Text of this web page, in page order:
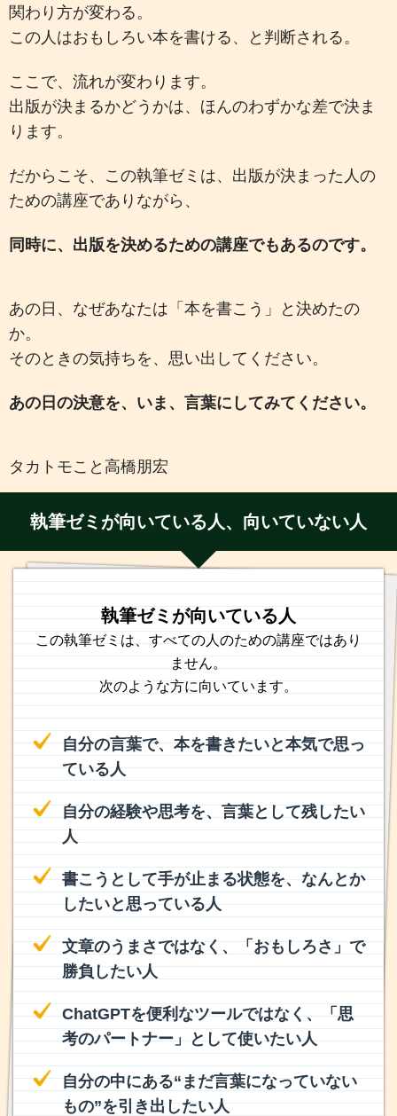
関わり方が変わる。
この人はおもしろい本を書ける、と判断される。
ここで、流れが変わります。
出版が決まるかどうかは、ほんのわずかな差で決ま
ります。
だからこそ、この執筆ゼミは、出版が決まった人の
ための講座でありながら、
同時に、出版を決めるための講座でもあるのです。
あの日、なぜあなたは「本を書こう」と決めたの
か。
そのときの気持ちを、思い出してください。
あの日の決意を、いま、言葉にしてみてください。
タカトモこと高橋朋宏
執筆ゼミが向いている人、向いていない人
執筆ゼミが向いている人
この執筆ゼミは、すべての人のための講座ではあり
ません。
次のような方に向いています。
自分の言葉で、本を書きたいと本気で思っ
ている人
自分の経験や思考を、言葉として残したい
人
書こうとして手が止まる状態を、なんとか
したいと思っている人
文章のうまさではなく、「おもしろさ」で
勝負したい人
ChatGPTを便利なツールではなく、「思
考のパートナー」として使いたい人
自分の中にある“まだ言葉になっていない
もの”を引き出したい人